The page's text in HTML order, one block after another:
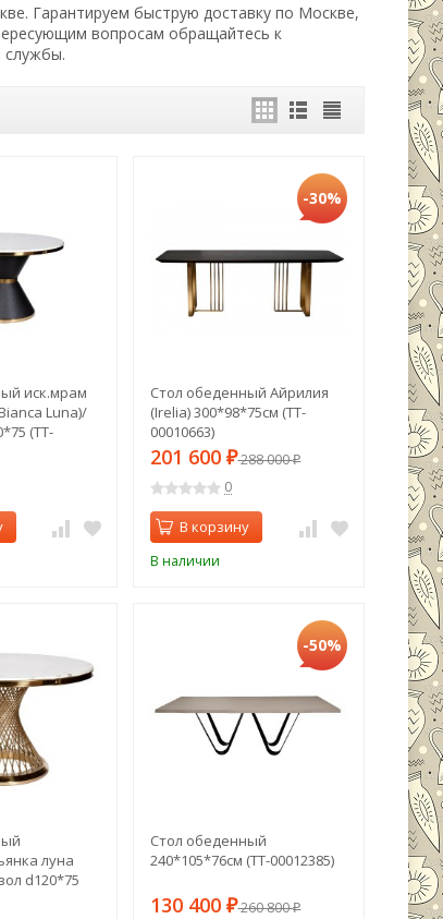
Гарантируем быструю доставку по Москве,
вопросам обращайтесь к
службы.
иск.мрам
Luna)/
(TT-
-30%
Стол обеденный Айрилия
(Irelia) 300*98*75см (TT-
00010663)
201 600₽288 000₽
0
В корзину
В наличии
луна
d120*75
-50%
Стол обеденный
240*105*76см (TT-00012385)
130 400₽260 800₽